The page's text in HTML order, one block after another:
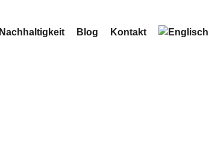
Nachhaltigkeit Blog Kontakt